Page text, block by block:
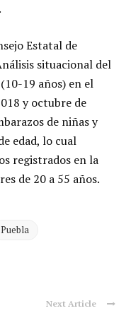
Estatal de
situacional del
19 años) en el
y octubre de
de niñas y
edad, lo cual
registrados en la
de 20 a 55 años.
Puebla
Next Article